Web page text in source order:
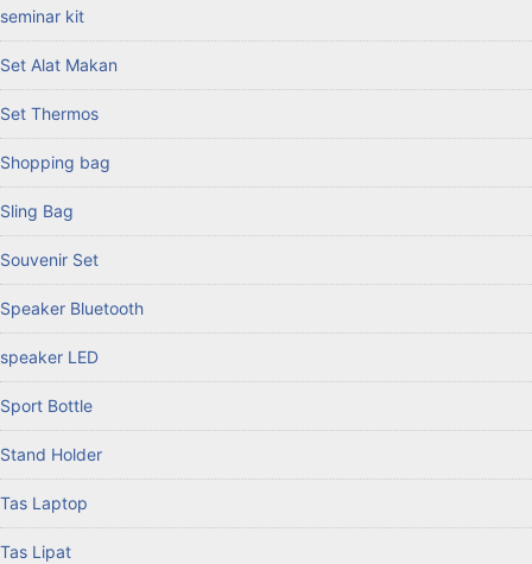
seminar kit
Set Alat Makan
Set Thermos
Shopping bag
Sling Bag
Souvenir Set
Speaker Bluetooth
speaker LED
Sport Bottle
Stand Holder
Tas Laptop
Tas Lipat